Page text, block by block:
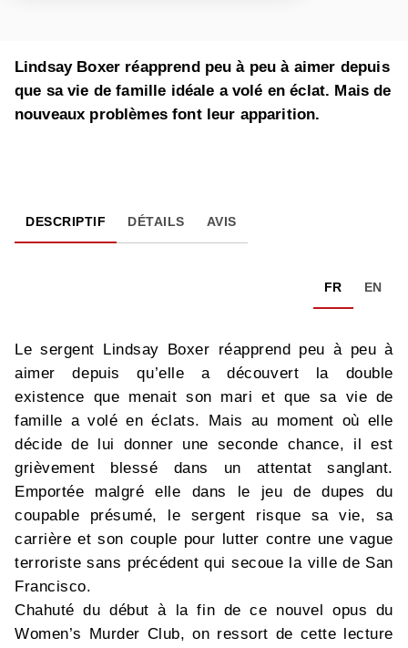
Lindsay Boxer réapprend peu à peu à aimer depuis
que sa vie de famille idéale a volé en éclat. Mais de
nouveaux problèmes font leur apparition.
DESCRIPTIF DÉTAILS AVIS
FR EN
Le sergent Lindsay Boxer réapprend peu à peu à
aimer depuis qu’elle a découvert la double
existence que menait son mari et que sa vie de
famille a volé en éclats. Mais au moment où elle
décide de lui donner une seconde chance, il est
grièvement blessé dans un attentat sanglant.
Emportée malgré elle dans le jeu de dupes du
coupable présumé, le sergent risque sa vie, sa
carrière et son couple pour lutter contre une vague
terroriste sans précédent qui secoue la ville de San
Francisco.
Chahuté du début à la fin de ce nouvel opus du
Women’s Murder Club, on ressort de cette lecture